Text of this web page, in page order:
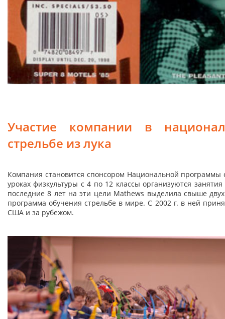
Участие компании в
стрельбе из лука
Компания становится спонсором Национальной программы
уроках физкультуры с 4 по 12 классы организуются
последние 8 лет на эти цели Mathews выделила свыше
программа обучения стрельбе в мире. С 2002 г. в ней
США и за рубежом.